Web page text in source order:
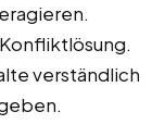
verständlich